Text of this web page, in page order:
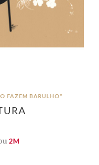
FAZEM BARULHO"
2M